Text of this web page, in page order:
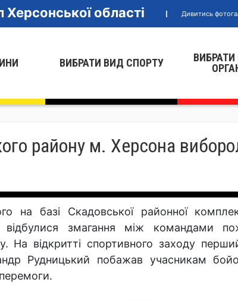
області Дивитись
ВИБРАТИ ВИД СПОРТУ
району м. Херсона
на базі Скадовської районної
змагання між командами
На відкритті спортивного заходу
Рудницький побажав учасникам